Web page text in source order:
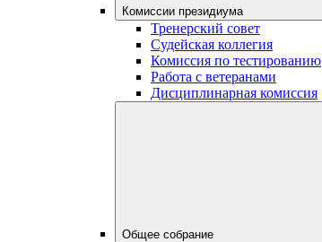
Комиссии президиума
Тренерский совет
Судейская коллегия
Комиссия по тестированию
Работа с ветеранами
Дисциплинарная комиссия
Общее собрание